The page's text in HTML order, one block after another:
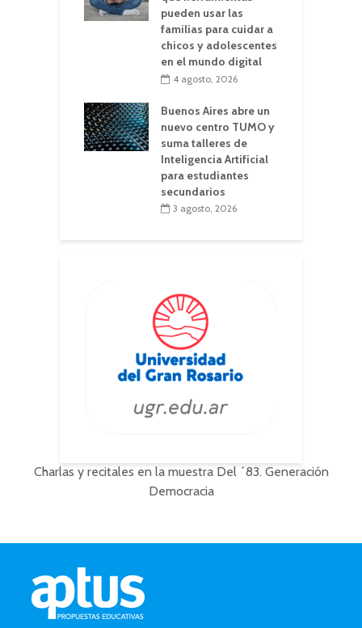
pueden usar las
familias para cuidar a
chicos y adolescentes
en el mundo digital
4 agosto, 2026
Buenos Aires abre un
nuevo centro TUMO y
suma talleres de
Inteligencia Artificial
para estudiantes
secundarios
3 agosto, 2026
Charlas y recitales en la muestra Del ´83. Generación
Democracia